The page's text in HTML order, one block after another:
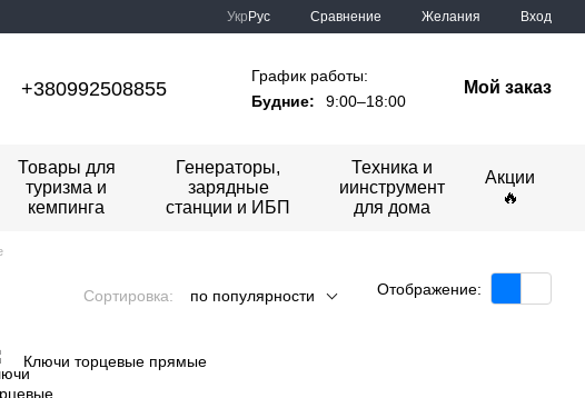
Укр Рус Сравнение Желания Вход
+380992508855
График работы:
Будние:
9:00–18:00
Мой заказ
Товары для
туризма и
кемпинга
Генераторы,
зарядные
станции и ИБП
Техника и
иинструмент
для дома
Акции
🔥
Сортировка: по популярности Отображение:
Ключи торцевые прямые